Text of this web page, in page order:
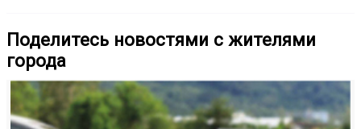
Поделитесь новостями с жителями
города